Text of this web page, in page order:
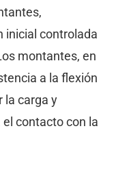
inicial controlada
montantes, en
a la flexión
la carga y
contacto con la